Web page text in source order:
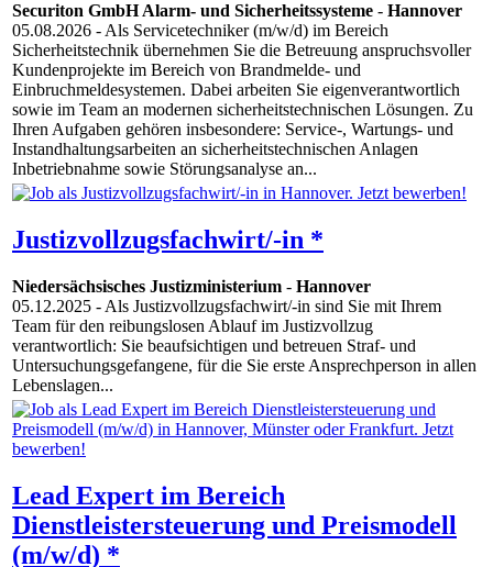
Securiton GmbH Alarm- und Sicherheitssysteme - Hannover
05.08.2026 - Als Servicetechniker (m/w/d) im Bereich
Sicherheitstechnik übernehmen Sie die Betreuung anspruchsvoller
Kundenprojekte im Bereich von Brandmelde- und
Einbruchmeldesystemen. Dabei arbeiten Sie eigenverantwortlich
sowie im Team an modernen sicherheitstechnischen Lösungen. Zu
Ihren Aufgaben gehören insbesondere: Service-, Wartungs- und
Instandhaltungsarbeiten an sicherheitstechnischen Anlagen
Inbetriebnahme sowie Störungsanalyse an...
Justizvollzugsfachwirt/-in *
Niedersächsisches Justizministerium - Hannover
05.12.2025 - Als Justizvollzugsfachwirt/-in sind Sie mit Ihrem
Team für den reibungslosen Ablauf im Justizvollzug
verantwortlich: Sie beaufsichtigen und betreuen Straf- und
Untersuchungsgefangene, für die Sie erste Ansprechperson in allen
Lebenslagen...
Lead Expert im Bereich
Dienstleistersteuerung und Preismodell
(m/w/d) *